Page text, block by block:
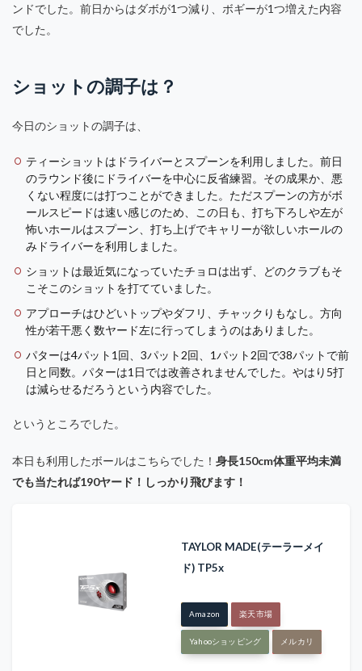
ンドでした。前日からはダボが1つ減り、ボギーが1つ増えた内容
でした。
ショットの調子は？
今日のショットの調子は、
ティーショットはドライバーとスプーンを利用しました。前日
のラウンド後にドライバーを中心に反省練習。その成果か、悪
くない程度には打つことができました。ただスプーンの方がボ
ールスピードは速い感じのため、この日も、打ち下ろしや左が
怖いホールはスプーン、打ち上げでキャリーが欲しいホールの
みドライバーを利用しました。
ショットは最近気になっていたチョロは出ず、どのクラブもそ
こそこのショットを打てていました。
アプローチはひどいトップやダフリ、チャックりもなし。方向
性が若干悪く数ヤード左に行ってしまうのはありました。
パターは4パット1回、3パット2回、1パット2回で38パットで前
日と同数。パターは1日では改善されませんでした。やはり5打
は減らせるだろうという内容でした。
というところでした。
本日も利用したボールはこちらでした！ 身長150cm体重平均未満
でも当たれば190ヤード！しっかり飛びます！
TAYLOR MADE(テーラーメイ
ド) TP5x
Amazon 楽天市場
Yahooショッピング メルカリ